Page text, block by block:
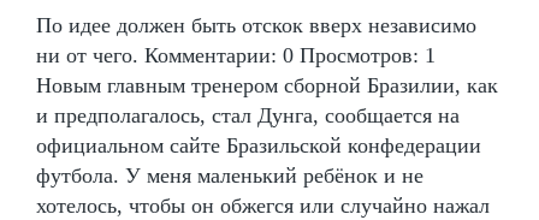
По идее должен быть отскок вверх независимо
ни от чего. Комментарии: 0 Просмотров: 1
Новым главным тренером сборной Бразилии, как
и предполагалось, стал Дунга, сообщается на
официальном сайте Бразильской конфедерации
футбола. У меня маленький ребёнок и не
хотелось, чтобы он обжегся или случайно нажал